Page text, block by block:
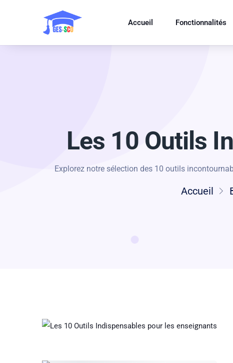
Accueil Fonctionnalités
Les 10 Outils
Explorez notre sélection des 10 outils
Accueil